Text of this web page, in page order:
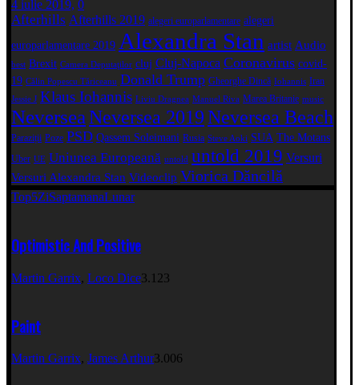
4 iulie 2019, 0
Afterhills Afterhills 2019 alegeri europarlamentare alegeri
europarlamentare 2019 Alexandra Stan artist Audio
best Brexit Camera Deputaţilor cluj Cluj-Napoca Coronavirus covid-
19 Călin Popescu Tăriceanu Donald Trump Gheorghe Dincă Iohannis Iran
Jessie J Klaus Iohannis Liviu Dragnea Manuel Riva Marea Britanie music
NeverseaNeversea 2019Neversea Beach
Paraziții Poze PSD Qassem Soleimani Rusia Steve Aoki SUA The Motans
Uber UE Uniunea Europeană untold untold 2019 Versuri
Versuri Alexandra Stan Videoclip Viorica Dăncilă
Top5ZiSaptamanaLunar
Optimistic And Positive
Martin Garrix, Loco Dice3.123
Paint
Martin Garrix, James Arthur3.006